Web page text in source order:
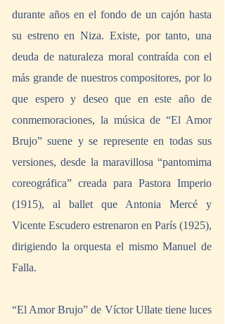
durante años en el fondo de un cajón hasta
su estreno en Niza. Existe, por tanto, una
deuda de naturaleza moral contraída con el
más grande de nuestros compositores, por lo
que espero y deseo que en este año de
conmemoraciones, la música de “El Amor
Brujo” suene y se represente en todas sus
versiones, desde la maravillosa “pantomima
coreográfica” creada para Pastora Imperio
(1915), al ballet que Antonia Mercé y
Vicente Escudero estrenaron en París (1925),
dirigiendo la orquesta el mismo Manuel de
Falla.
“El Amor Brujo” de Víctor Ullate tiene luces